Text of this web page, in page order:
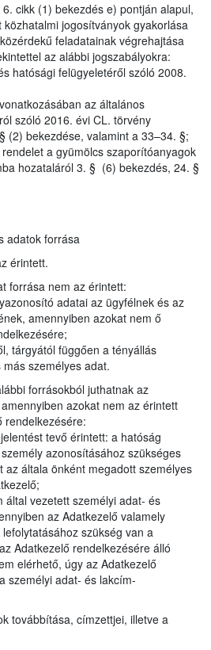
cikk (1) bekezdés e) pontján alapul,
jogosítványok gyakorlása
feladatainak végrehajtása
az alábbi jogszabályokra:
hatósági felügyeletéről szóló 2008.
az általános
szóló 2016. évi CL. törvény
(2) bekezdése, valamint a 33–34. §;
a gyümölcs szaporítóanyagok
hozataláról 3. § (6) bekezdés, 24. §
forrása
érintett.
forrása nem az érintett:
adatai az ügyfélnek és az
amennyiben azokat nem ő
tárgyától függően a tényállás
személyes adat.
forrásokból juthatnak az
azokat nem az érintett
rendelkezésére:
tevő érintett: a hatóság
azonosításához szükséges
az általa önként megadott személyes
vezetett személyi adat- és
az Adatkezelő valamely
szükség van a
Adatkezelő rendelkezésére álló
elérhető, úgy az Adatkezelő
személyi adat- és lakcím-
továbbítása, címzettjei, illetve a